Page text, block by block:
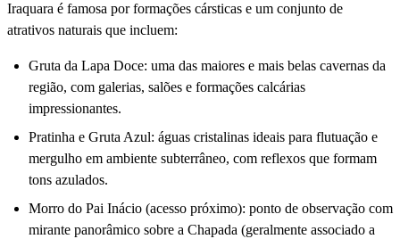
Iraquara é famosa por formações cársticas e um conjunto de
atrativos naturais que incluem:
Gruta da Lapa Doce: uma das maiores e mais belas cavernas da
região, com galerias, salões e formações calcárias
impressionantes.
Pratinha e Gruta Azul: águas cristalinas ideais para flutuação e
mergulho em ambiente subterrâneo, com reflexos que formam
tons azulados.
Morro do Pai Inácio (acesso próximo): ponto de observação com
mirante panorâmico sobre a Chapada (geralmente associado a